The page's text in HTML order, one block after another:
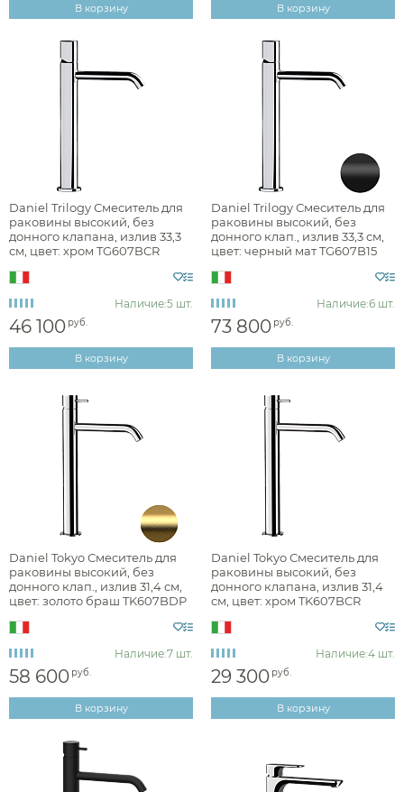
Монтаж
на раковину или столешницу
Материал
Управление
Донный клапан
Отверстия для монтажа
Длина излива, см
Высота излива, см
В корзину В корзину
Daniel Trilogy Смеситель для
раковины высокий, без
донного клапана, излив 33,3
см, цвет: хром TG607BCR
Наличие:5 шт.
46 100 руб.
В корзину
Daniel Trilogy Смеситель для
раковины высокий, без
донного клап., излив 33,3 см,
цвет: черный мат TG607B15
Наличие:6 шт.
73 800 руб.
В корзину
Daniel Tokyo Смеситель для
раковины высокий, без
донного клап., излив 31,4 см,
цвет: золото браш TK607BDP
Наличие:7 шт.
58 600 руб.
В корзину
Daniel Tokyo Смеситель для
раковины высокий, без
донного клапана, излив 31,4
см, цвет: хром TK607BCR
Наличие:4 шт.
29 300 руб.
В корзину